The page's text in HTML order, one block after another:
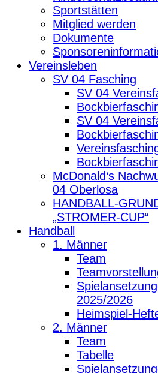
Sportstätten
Mitglied werden
Dokumente
Vereinsleben
SV 04 Fasching
SV 04
SV 04
McDonald‘s
04 Oberlosa
HANDBALL-
„STROMER-CUP“
Handball
1. Männer
Team
2025/2026
Heimspiel-
2. Männer
Team
Tabelle